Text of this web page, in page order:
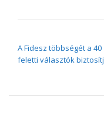
A Fidesz többségét a 40
feletti választók